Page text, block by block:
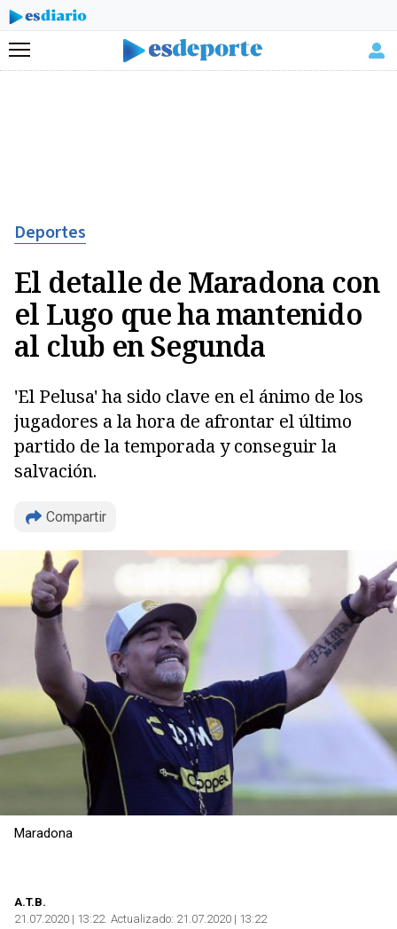
Menú
Deportes
El detalle de Maradona con
el Lugo que ha mantenido
al club en Segunda
'El Pelusa' ha sido clave en el ánimo de los
jugadores a la hora de afrontar el último
partido de la temporada y conseguir la
salvación.
Compartir
Maradona
A.T.B.
21.07.2020 | 13:22 Actualizado: 21.07.2020 | 13:22